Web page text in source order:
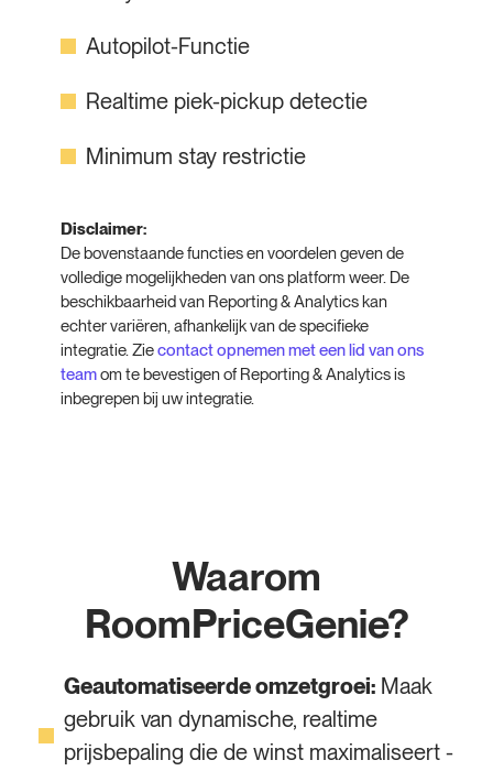
Autopilot-Functie
Realtime piek-pickup detectie
Minimum stay restrictie
Disclaimer:
De bovenstaande functies en voordelen geven de
volledige mogelijkheden van ons platform weer. De
beschikbaarheid van Reporting & Analytics kan
echter variëren, afhankelijk van de specifieke
integratie. Ziecontact opnemen met een lid van ons
teamom te bevestigen of Reporting & Analytics is
inbegrepen bij uw integratie.
Waarom
RoomPriceGenie?
Geautomatiseerde omzetgroei:Maak
gebruik van dynamische, realtime
prijsbepaling die de winst maximaliseert -